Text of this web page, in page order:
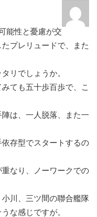
能性と憂慮が交
プレリュードで、また
リでしょうか。
ても五十歩百歩で、こ
は、一人脱落、また一
存型でスタートするの
なり、ノーワークでの
川、三ツ間の聯合艦隊
な感じですが。